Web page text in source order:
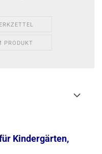
PRODUKT
Kindergärten,